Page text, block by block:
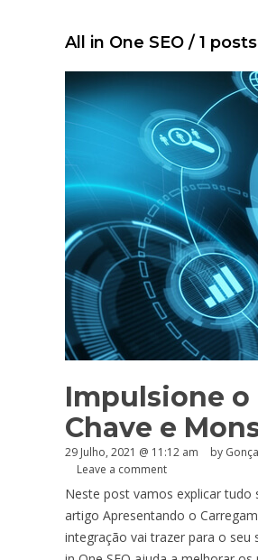
All in One SEO / 1
Impulsione o
Chave e
29 Julho, 2021 @ 11:12 am by
Leave a comment
Neste post vamos explicar tudo
artigo Apresentando o
integração vai trazer para o seu